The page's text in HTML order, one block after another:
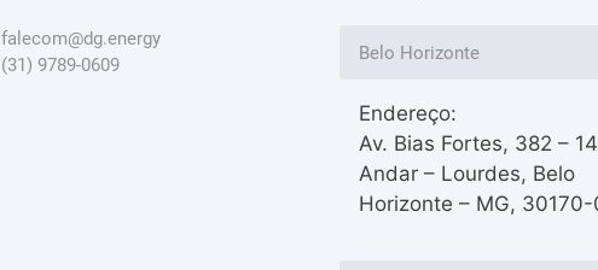
falecom@dg.energy
(31) 9789-0609
Belo Horizonte
Endereço:
Av. Bias Fortes, 382 –
Andar – Lourdes, Belo
Horizonte – MG, 30170-